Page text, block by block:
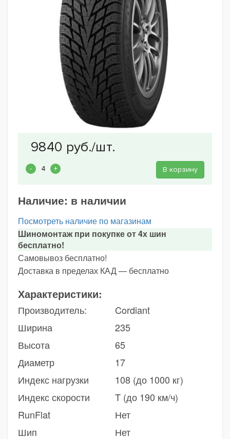
В корзину
Наличие: в наличии
Посмотреть наличие по магазинам
Шиномонтаж при покупке от 4х шин
бесплатно!
Самовывоз бесплатно!
Доставка в пределах КАД — бесплатно
Характеристики:
Производитель:
Cordiant
Ширина
235
Высота
65
Диаметр
17
Индекс нагрузки
108 (до 1000 кг)
Индекс скорости
T (до 190 км/ч)
RunFlat
Нет
Шип
Нет